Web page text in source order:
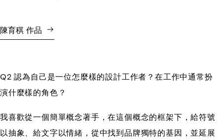
陳育稘 作品
Q2 認為自己是一位怎麼樣的設計工作者？在工作中通常扮
演什麼樣的角色？
我喜歡從一個簡單概念著手，在這個概念的框架下，給符號
以抽象、給文字以情緒，從中找到品牌獨特的基因，並延展